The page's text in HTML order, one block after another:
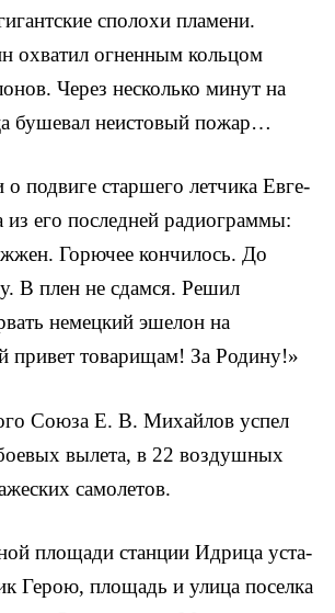
сполохи пламени.
охватил огненным кольцом
Через несколько минут на
бушевал неисто­вый пожар…
о подвиге старшего летчика Евге­
его последней радиограммы:
Горючее кончилось. До
В плен не сдамся. Решил
немецкий эшелон на
привет товарищам! За Родину!»
Союза Е. В. Михайлов успел
вылета, в 22 воздушных
самолетов.
площади станции Идрица уста­
Герою, площадь и улица поселка